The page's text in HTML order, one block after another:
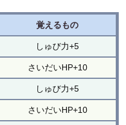
覚えるもの
しゅび力+5
さいだいHP+10
しゅび力+5
さいだいHP+10